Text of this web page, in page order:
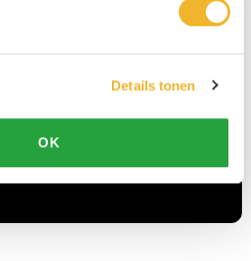
Details tonen
OK